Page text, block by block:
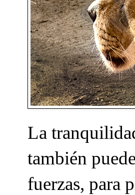
La
también
fuerzas, para